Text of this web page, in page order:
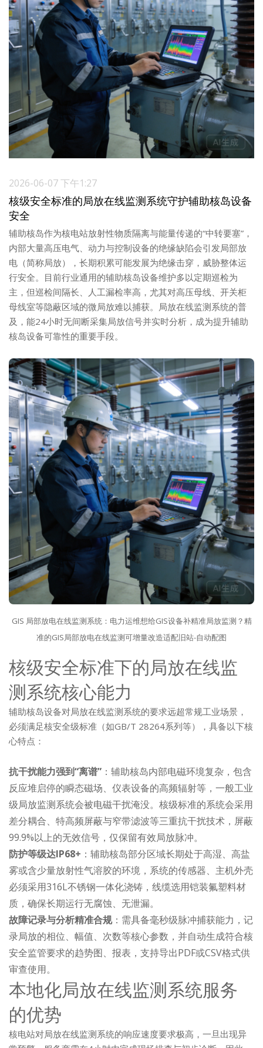
2026-06-07 下午1:27
核级安全标准的局放在线监测系统守护辅助核岛设备
安全
辅助核岛作为核电站放射性物质隔离与能量传递的“中转要塞”，
内部大量高压电气、动力与控制设备的绝缘缺陷会引发局部放
电（简称局放），长期积累可能发展为绝缘击穿，威胁整体运
行安全。目前行业通用的辅助核岛设备维护多以定期巡检为
主，但巡检间隔长、人工漏检率高，尤其对高压母线、开关柜
母线室等隐蔽区域的微局放难以捕获。局放在线监测系统的普
及，能24小时无间断采集局放信号并实时分析，成为提升辅助
核岛设备可靠性的重要手段。
GIS 局部放电在线监测系统：电力运维想给GIS设备补精准局放监测？精
准的GIS局部放电在线监测可增量改造适配旧站-自动配图
核级安全标准下的局放在线监
测系统核心能力
辅助核岛设备对局放在线监测系统的要求远超常规工业场景，
必须满足核安全级标准（如GB/T 28264系列等），具备以下核
心特点：
抗干扰能力强到“离谱” ：辅助核岛内部电磁环境复杂，包含
反应堆启停的瞬态磁场、仪表设备的高频辐射等，一般工业
级局放监测系统会被电磁干扰淹没。核级标准的系统会采用
差分耦合、特高频屏蔽与窄带滤波等三重抗干扰技术，屏蔽
99.9%以上的无效信号，仅保留有效局放脉冲。
防护等级达IP68+ ：辅助核岛部分区域长期处于高湿、高盐
雾或含少量放射性气溶胶的环境，系统的传感器、主机外壳
必须采用316L不锈钢一体化浇铸，线缆选用铠装氟塑料材
质，确保长期运行无腐蚀、无泄漏。
故障记录与分析精准合规：需具备毫秒级脉冲捕获能力，记
录局放的相位、幅值、次数等核心参数，并自动生成符合核
安全监管要求的趋势图、报表，支持导出PDF或CSV格式供
审查使用。
本地化局放在线监测系统服务
的优势
核电站对局放在线监测系统的响应速度要求极高，一旦出现异